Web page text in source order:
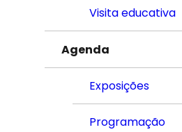
Visita educativa
Agenda
Exposições
Programação